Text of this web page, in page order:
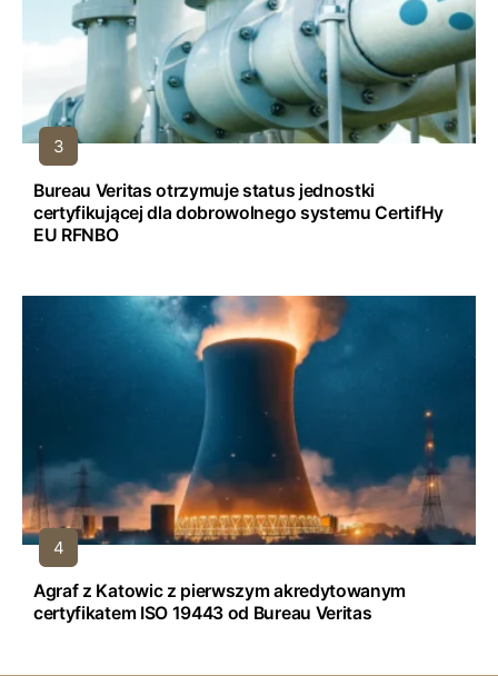
Bureau Veritas otrzymuje status jednostki
certyfikującej dla dobrowolnego systemu CertifHy
EU RFNBO
Agraf z Katowic z pierwszym akredytowanym
certyfikatem ISO 19443 od Bureau Veritas